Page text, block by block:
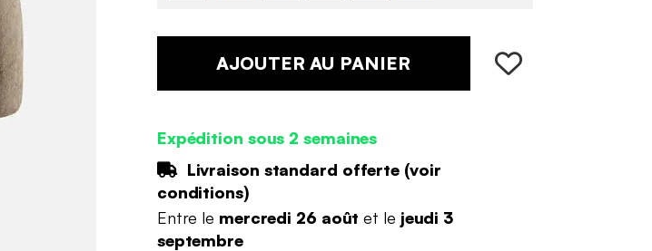
AJOUTER AU PANIER
Expédition sous 2 semaines
Livraison standard offerte (voir
conditions)
Entre le mercredi 26 août et le jeudi 3
septembre